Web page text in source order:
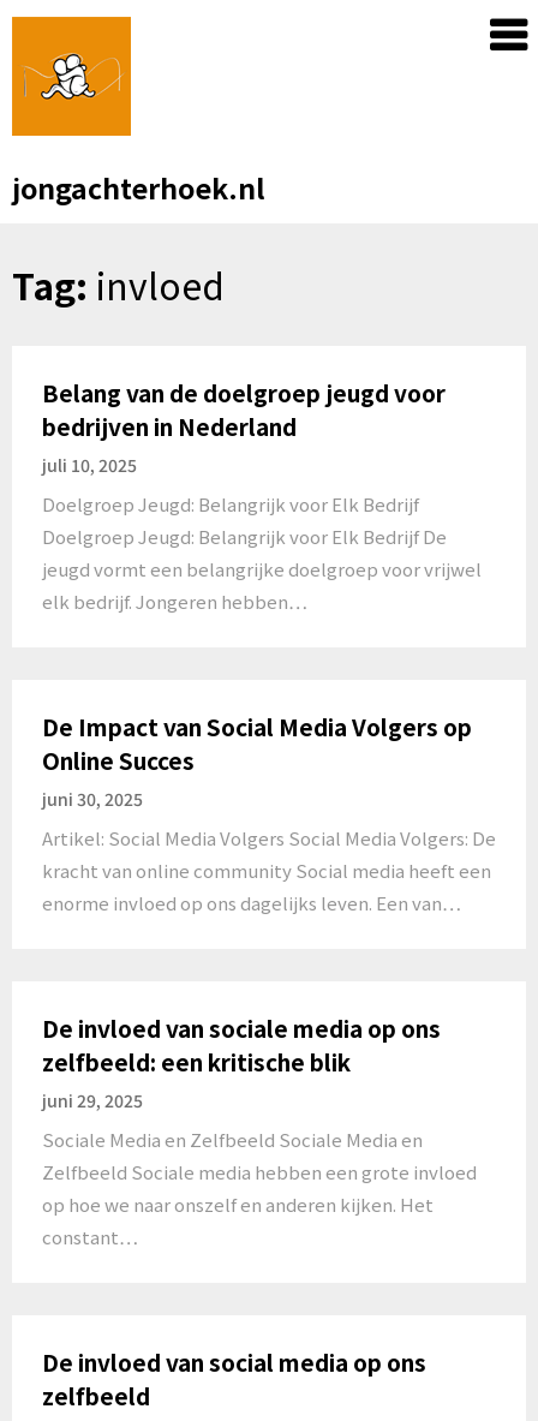
Skip
content
jongachterhoek.nl
Tag: invloed
Belang van de doelgroep jeugd voor
bedrijven in Nederland
juli 10, 2025
Doelgroep Jeugd: Belangrijk voor Elk Bedrijf
Doelgroep Jeugd: Belangrijk voor Elk Bedrijf De
jeugd vormt een belangrijke doelgroep voor vrijwel
elk bedrijf. Jongeren hebben…
De Impact van Social Media Volgers op
Online Succes
juni 30, 2025
Artikel: Social Media Volgers Social Media Volgers: De
kracht van online community Social media heeft een
enorme invloed op ons dagelijks leven. Een van…
De invloed van sociale media op ons
zelfbeeld: een kritische blik
juni 29, 2025
Sociale Media en Zelfbeeld Sociale Media en
Zelfbeeld Sociale media hebben een grote invloed
op hoe we naar onszelf en anderen kijken. Het
constant…
De invloed van social media op ons
zelfbeeld